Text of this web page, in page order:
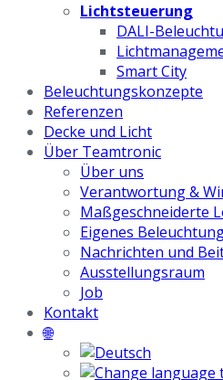
Lichtsteuerung
DALI-
Smart City
Beleuchtungskonzepte
Referenzen
Decke und Licht
Über Teamtronic
Über uns
Verantwortung &
Maßgeschneiderte
Eigenes
Nachrichten und
Ausstellungsraum
Job
Kontakt
🌐